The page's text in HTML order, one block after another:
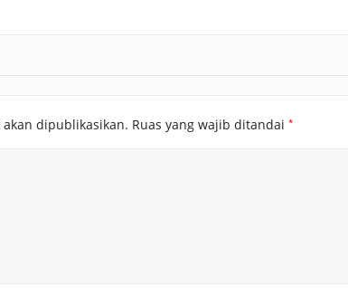
dipublikasikan. Ruas yang wajib ditandai *